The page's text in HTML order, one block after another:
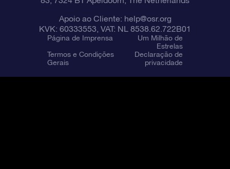
Apoio ao Cliente: help@osr.org
KVK: 60333553, VAT: NL 8538.62.722B01
Página de Imprensa
Um Milhão de
Estrelas
Termos e Condições
Gerais
Declaração de
privacidade